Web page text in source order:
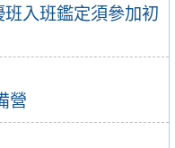
入班鑑定須參加初
營